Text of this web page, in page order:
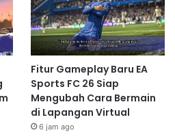
Fitur Gameplay Baru EA
Sports FC 26 Siap
Mengubah Cara Bermain
di Lapangan Virtual
6 jam ago